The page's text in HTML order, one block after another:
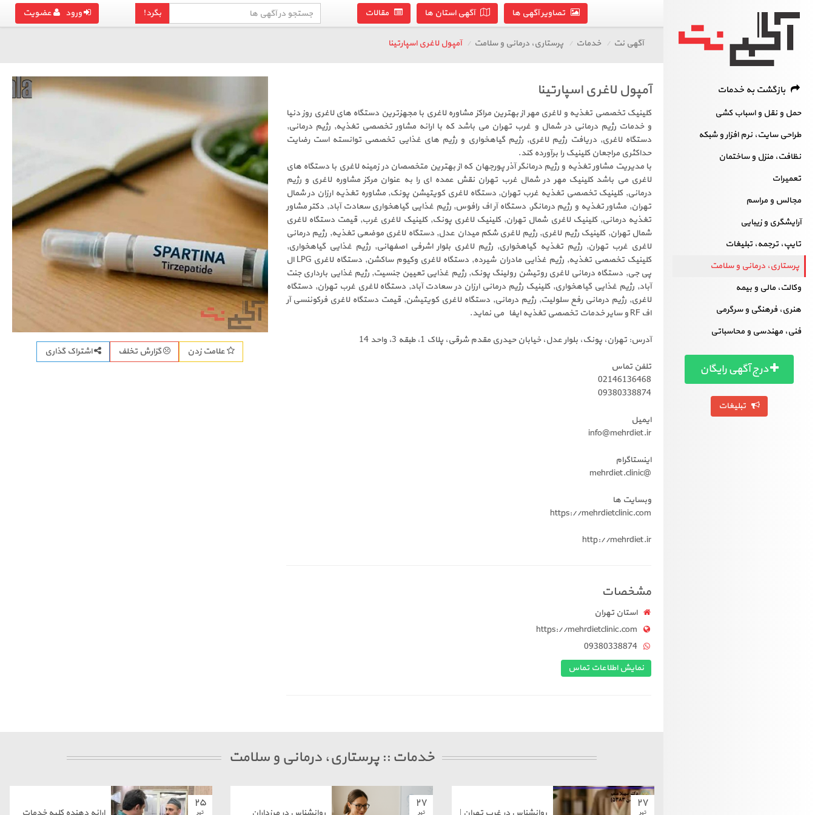
ورود عضویت بگرد! تصاویر آگهی ها آگهی استان ها مقالات
بازگشت به خدمات
حمل و نقل و اسباب کشی
طراحی سایت، نرم افزار و شبکه
نظافت، منزل و ساختمان
تعمیرات
مجالس و مراسم
آرایشگری و زیبایی
تایپ، ترجمه، تبلیغات
پرستاری، درمانی و سلامت
وکالت، مالی و بیمه
هنری، فرهنگی و سرگرمی
فنی، مهندسی و محاسباتی
درج آگهی رایگان
تبلیغات
آگهی نت خدمات پرستاری، درمانی و سلامت آمپول لاغری اسپارتینا
آمپول لاغری اسپارتینا
کلینیک تخصصی تغذیه و لاغری مهر از بهترین مراکز مشاوره لاغری با مجهزترین دستگاه های لاغری روز دنیا
و خدمات رژیم درمانی در شمال و غرب تهران می باشد که با ارائه مشاور تخصصی تغذیه, رژیم درمانی,
دستگاه لاغری, دریافت رژیم لاغری, رژیم گیاهخواری و رژیم های غذایی تخصصی توانسته است رضایت
حداکثری مراجعان کلینیک را برآورده کند.
با مدیریت مشاور تغذیه و رژیم درمانگر آذر پورجهان که از بهترین متخصصان در زمینه لاغری با دستگاه های
لاغری می باشد کلینیک مهر در شمال غرب تهران نقش عمده ای را به عنوان مرکز مشاوره لاغری و رژیم
درمانی, کلینیک تخصصی تغذیه غرب تهران, دستگاه لاغری کویتیشن پونک, مشاوره تغذیه ارزان در شمال
تهران, مشاور تغذیه و رژیم درمانگر, دستگاه آر اف رافوس, رژیم غذایی گیاهخواری سعادت آباد, دکتر مشاور
تغذیه درمانی, کلینیک لاغری شمال تهران, کلینیک لاغری پونک, کلینیک لاغری غرب, قیمت دستگاه لاغری
شمال تهران, کلینیک رژیم لاغری, رژیم لاغری شکم میدان عدل, دستگاه لاغری موضعی تغذیه, رژیم درمانی
لاغری غرب تهران, رژیم تغذیه گیاهخواری, رژیم لاغری بلوار اشرفی اصفهانی, رژیم غذایی گیاهخواری,
کلینیک تخصصی تغذیه, رژیم غذایی مادران شیرده, دستگاه لاغری وکیوم ساکشن, دستگاه لاغری LPG ال
پی جی, دستگاه درمانی لاغری روتیشن رولینگ پونک, رژیم غذایی تعیین جنسیت, رژیم غذایی بارداری جنت
آباد, رژیم غذایی گیاهخواری, کلینیک رژیم درمانی ارزان در سعادت آباد, دستگاه لاغری غرب تهران, دستگاه
لاغری, رژیم درمانی رفع سلولیت, رژیم درمانی, دستگاه لاغری کویتیشن, قیمت دستگاه لاغری فرکوئنسی آر
اف RF و سایر خدمات تخصصی تغذیه ایفاء می نماید.
آدرس: تهران، پونک، بلوار عدل، خیابان حیدری مقدم شرقی، پلاک 1، طبقه 3، واحد 14
تلفن تماس
02146136468
09380338874
ایمیل
info@mehrdiet.ir
اینستاگرام
@mehrdiet.clinic
وبسایت ها
https://mehrdietclinic.com
http://mehrdiet.ir
مشخصات
استان تهران
https://mehrdietclinic.com
09380338874
نمایش اطلاعات تماس
علامت زدن گزارش تخلف اشتراک گذاری
خدمات :: پرستاری، درمانی و سلامت
۲۷
تیر
۲۷
تیر
۲۵
تیر